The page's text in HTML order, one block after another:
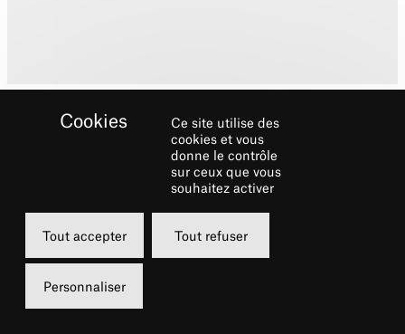
Biographie
Après une formation en arts plastiques et
une dizaine d’années comme scénographe
de théâtre et d’expositions,
Ce site utilise des
cookies et vous
donne le contrôle
sur ceux que vous
souhaitez activer
Tout accepter Tout refuser
Personnaliser